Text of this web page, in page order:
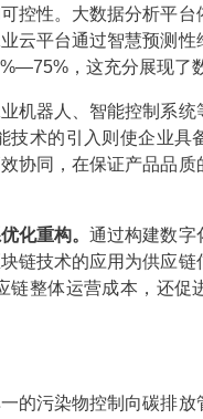
控性。大数据分析平台
云平台通过智慧预测
，这充分展现了
机器人、智能控制系
术的引入则使企业具
协同，在保证产品品
化重构。通过构建数字
链技术的应用为供应链
整体运营成本，还促
污染物控制向碳排放